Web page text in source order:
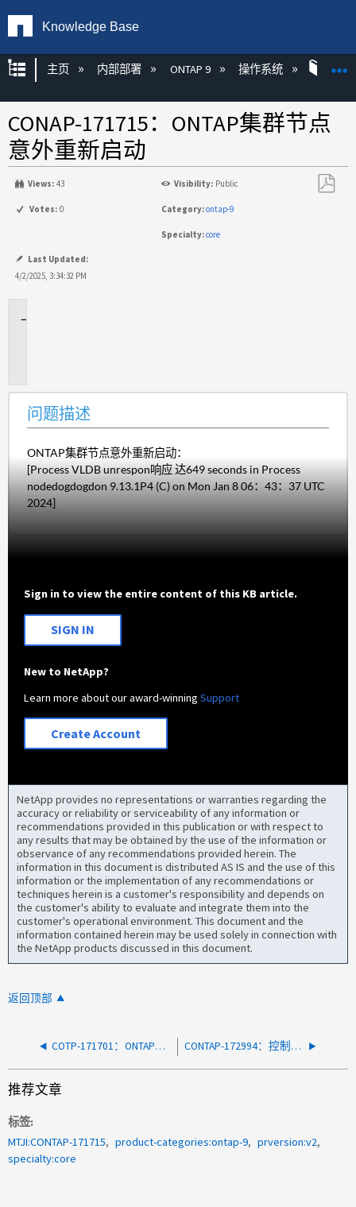
Knowledge Base
扩展/隐缩全局层次
主页 内部部署 ONTAP 9 操作系统 FS
CONAP-171715：ONTAP集群节点
意外重新启动
Views: 43 Visibility: Public
Votes: 0 Category:ontap-9
Specialty:core
Last Updated:
4/2/2025, 3:34:32 PM
问题描述
ONTAP集群节点意外重新启动：
[Process VLDB unrespon响应 达649 seconds in Process
nodedogdogdon 9.13.1P4 (C) on Mon Jan 8 06：43：37 UTC
2024]
Sign in to view the entire content of this KB article.
SIGN IN
New to NetApp?
Learn more about our award-winningSupport
Create Account
NetApp provides no representations or warranties regarding the
accuracy or reliability or serviceability of any information or
recommendations provided in this publication or with respect to
any results that may be obtained by the use of the information or
observance of any recommendations provided herein. The
information in this document is distributed AS IS and the use of this
information or the implementation of any recommendations or
techniques herein is a customer's responsibility and depends on
the customer's ability to evaluate and integrate them into the
customer's operational environment. This document and the
information contained herein may be used solely in connection with
the NetApp products discussed in this document.
返回顶部
COTP-171701：ONTAP集群节点在SK进程sgemer_s1_0中意外重新启动 CONTAP-172994：控制器在尝试释放块时发生崩溃
推荐文章
标签
MTJI:CONTAP-171715
product-categories:ontap-9
prversion:v2
specialty:core